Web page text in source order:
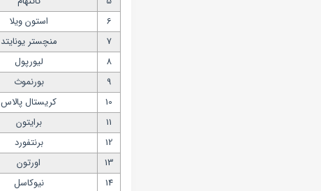
6
استون ویلا
7
منچستر یونایتد
8
لیورپول
9
بورنموث
10
کریستال پالاس
11
برایتون
12
برنتفورد
13
اورتون
14
نیوکاسل